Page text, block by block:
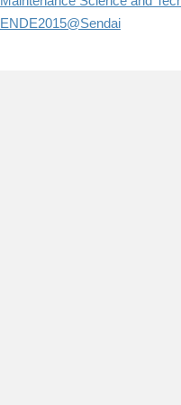
ENDE2015@Sendai